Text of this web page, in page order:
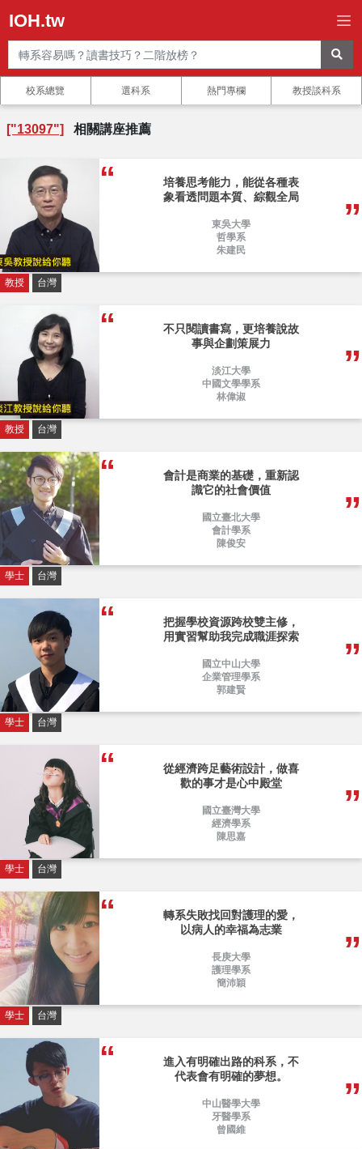
IOH.tw
校系總覽 選科系 熱門專欄 教授談科系
["13097"] 相關講座推薦
培養思考能力，能從各種表
象看透問題本質、綜觀全局
東吳大學
哲學系
朱建民
教授 台灣
不只閱讀書寫，更培養說故
事與企劃策展力
淡江大學
中國文學學系
林偉淑
教授 台灣
會計是商業的基礎，重新認
識它的社會價值
國立臺北大學
會計學系
陳俊安
學士 台灣
把握學校資源跨校雙主修，
用實習幫助我完成職涯探索
國立中山大學
企業管理學系
郭建賢
學士 台灣
從經濟跨足藝術設計，做喜
歡的事才是心中殿堂
國立臺灣大學
經濟學系
陳思嘉
學士 台灣
轉系失敗找回對護理的愛，
以病人的幸福為志業
長庚大學
護理學系
簡沛穎
學士 台灣
進入有明確出路的科系，不
代表會有明確的夢想。
中山醫學大學
牙醫學系
曾國維